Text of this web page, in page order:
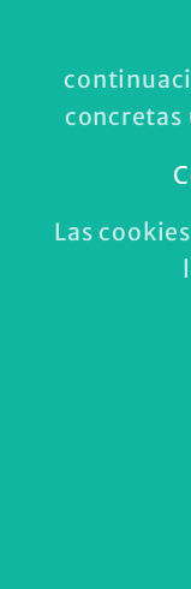
concretas
Las